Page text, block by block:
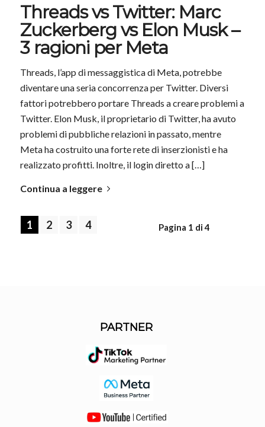
Threads vs Twitter: Marc
Zuckerberg vs Elon Musk –
3 ragioni per Meta
Threads, l’app di messaggistica di Meta, potrebbe
diventare una seria concorrenza per Twitter. Diversi
fattori potrebbero portare Threads a creare problemi a
Twitter. Elon Musk, il proprietario di Twitter, ha avuto
problemi di pubbliche relazioni in passato, mentre
Meta ha costruito una forte rete di inserzionisti e ha
realizzato profitti. Inoltre, il login diretto a […]
Continua a leggere
Pagina 1 di 4
1 2 3 4
PARTNER